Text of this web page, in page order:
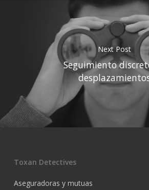
Next Post
Seguimiento
Toxan Detectives
Aseguradoras y mutuas